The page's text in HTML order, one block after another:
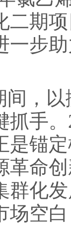
二期
一步
，以
抓手
是锚
革命
群化
场空